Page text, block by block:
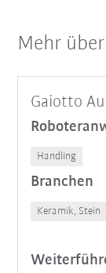
Mehr
Gaiotto
Handling
Branchen
Keramik, Stein